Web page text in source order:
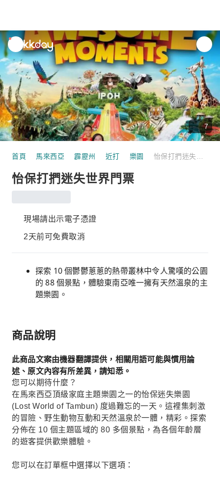
unread
notifications
7
首頁 馬來西亞 霹靂州 近打 樂園
怡保打捫迷失世界門票
現場請出示電子憑證
2天前可免費取消
探索 10 個鬱鬱蔥蔥的熱帶叢林中令人驚嘆的公園
的 88 個景點，體驗東南亞唯一擁有天然溫泉的主
題樂園。
商品說明
此商品文案由機器翻譯提供，相關用語可能與慣用論
述、原文內容有所差異，請知悉。
您可以期待什麼？
在馬來西亞頂級家庭主題樂園之一的怡保迷失樂園
(Lost World of Tambun) 度過難忘的一天。這裡集刺激
的冒險、野生動物互動和天然溫泉於一體，精彩。探索
分佈在 10 個主題區域的 80 多個景點，為各個年齡層
的遊客提供歡樂體驗。
您可以在訂單框中選擇以下選項：